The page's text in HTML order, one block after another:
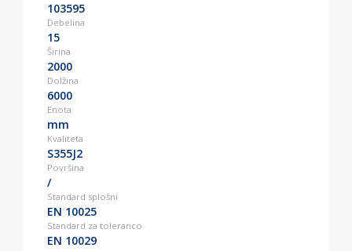
103595
Debelina
15
Širina
2000
Dolžina
6000
Enota
mm
Kvaliteta
S355J2
Površina
/
Standard splošni
EN 10025
Standard za toleranco
EN 10029